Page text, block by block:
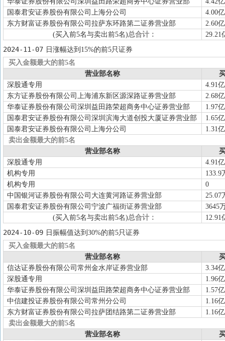
国泰君安证券股份有限公司上海分公司
4.00亿
东方财富证券股份有限公司拉萨东环路第二证券营业部
2.60亿
(买入前5名与卖出前5名)总合计： 29.21
2024-11-07 日涨幅达到15%的前5只证券
买入金额最大的前5名
营业部名称
深股通专用
4.91亿
东方证券股份有限公司上海浦东新区源深路证券营业部
2.68亿
华泰证券股份有限公司深圳益田路荣超商务中心证券营业部
1.97亿
国泰君安证券股份有限公司深圳滨海大道创投大厦证券营业部
1.65亿
国泰君安证券股份有限公司上海分公司
1.31亿
卖出金额最大的前5名
营业部名称
深股通专用
4.91亿
机构专用
133.9
机构专用
0
中国银河证券股份有限公司大连黄河路证券营业部
25.07
国泰君安证券股份有限公司宁波广福街证券营业部
3645
(买入前5名与卖出前5名)总合计： 12.91
2024-10-09 日振幅值达到30%的前5只证券
买入金额最大的前5名
营业部名称
信达证券股份有限公司常州金水岸证券营业部
3.34亿
深股通专用
1.96亿
华泰证券股份有限公司深圳益田路荣超商务中心证券营业部
1.57亿
中信建投证券股份有限公司常州分公司
1.16亿
东方财富证券股份有限公司拉萨团结路第二证券营业部
1.16亿
卖出金额最大的前5名
营业部名称